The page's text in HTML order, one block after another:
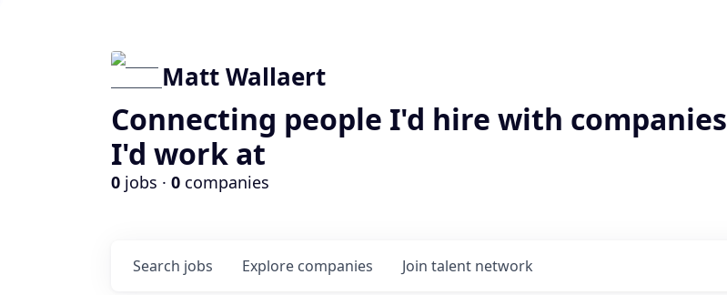
Matt Wallaert
Connecting people I'd hire with companies
I'd work at
0 jobs · 0 companies
Search jobs Explore companies Join talent network